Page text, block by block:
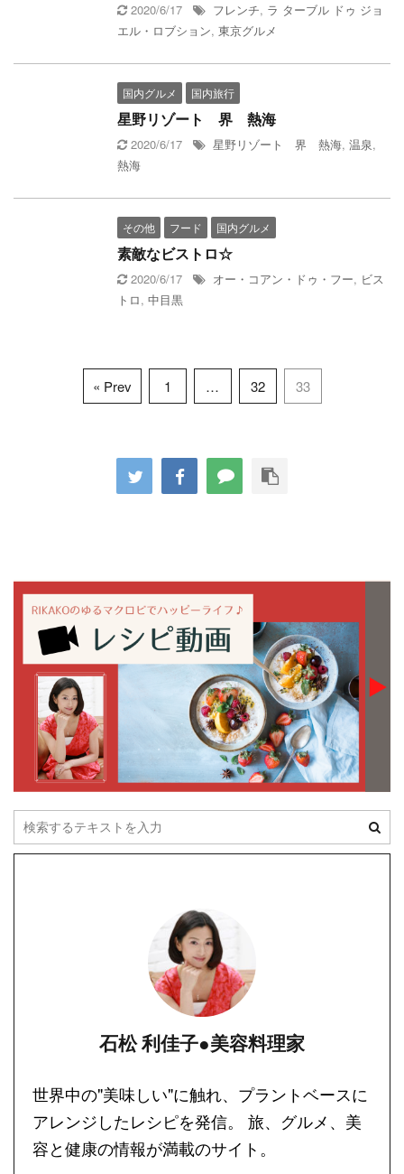
2020/6/17 フレンチ, ラ ターブル ドゥ ジョ
エル・ロブション, 東京グルメ
国内グルメ
国内旅行
星野リゾート 界 熱海
2020/6/17 星野リゾート 界 熱海, 温泉,
熱海
その他 フード
国内グルメ
素敵なビストロ☆
2020/6/17 オー・コアン・ドゥ・フー, ビス
トロ, 中目黒
« Prev 1 … 32 33
石松 利佳子●美容料理家
世界中の"美味しい"に触れ、プラントベースに
アレンジしたレシピを発信。 旅、グルメ、美
容と健康の情報が満載のサイト。